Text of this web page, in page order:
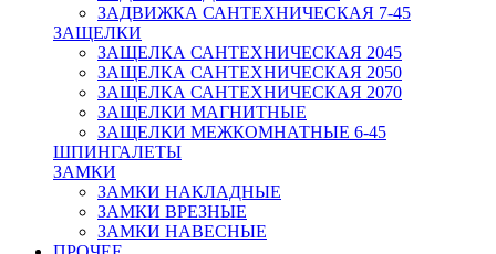
ЗАДВИЖКА САНТЕХНИЧЕСКАЯ 7-45
ЗАЩЕЛКИ
ЗАЩЕЛКА САНТЕХНИЧЕСКАЯ 2045
ЗАЩЕЛКА САНТЕХНИЧЕСКАЯ 2050
ЗАЩЕЛКА САНТЕХНИЧЕСКАЯ 2070
ЗАЩЕЛКИ МАГНИТНЫЕ
ЗАЩЕЛКИ МЕЖКОМНАТНЫЕ 6-45
ШПИНГАЛЕТЫ
ЗАМКИ
ЗАМКИ НАКЛАДНЫЕ
ЗАМКИ ВРЕЗНЫЕ
ЗАМКИ НАВЕСНЫЕ